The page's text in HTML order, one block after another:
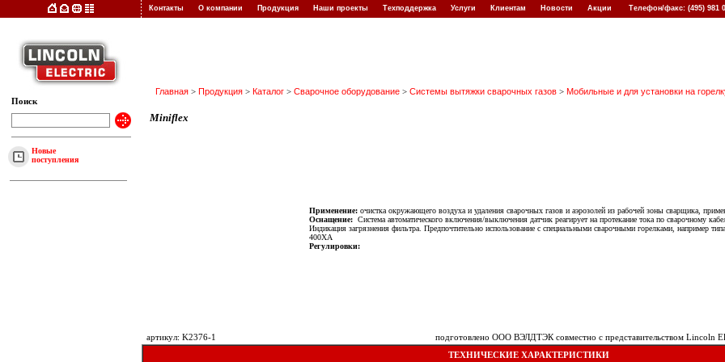
Контакты О компании Продукция Наши проекты Техподдержка Услуги Клиентам Новости Акции Телефон/факс: (495) 981
Поиск
Новые
поступления
Главная > Продукция > Каталог > Сварочное оборудование > Системы вытяжки сварочных газов > Мобильные и для установки на
Miniflex
Применение: очистка окружающего воздуха и удаления сварочных газов и аэрозолей из рабочей зоны сварщика,
Оснащение: Система автоматического включения/выключения датчик реагирует на протекание тока по сварочному
Индикация загрязнения фильтра. Предпочтительно использование с специальными сварочными горелками, например
400XA
Регулировки:
артикул: K2376-1
подготовлено ООО ВЭЛДТЭК совместно с представительством Lincoln
ТЕХНИЧЕСКИЕ ХАРАКТЕРИСТИКИ